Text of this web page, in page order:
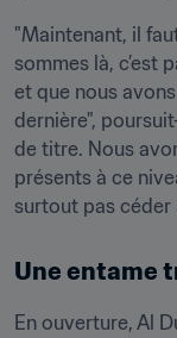
"Maintenant, il
sommes là, c’est
et que nous
dernière",
de titre. Nous
présents à ce
surtout pas céder
Une entame
En ouverture, Al